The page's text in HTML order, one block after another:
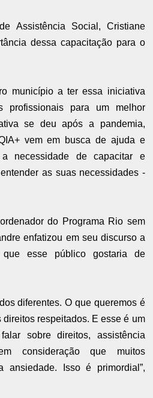
Assistência Social, Cristiane
dessa capacitação para o
município a ter essa iniciativa
profissionais para um melhor
se deu após a pandemia,
vem em busca de ajuda e
necessidade de capacitar e
as suas necessidades -
do Programa Rio sem
enfatizou em seu discurso a
que esse público gostaria de
diferentes. O que queremos é
respeitados. E esse é um
sobre direitos, assistência
consideração que muitos
ansiedade. Isso é primordial”,